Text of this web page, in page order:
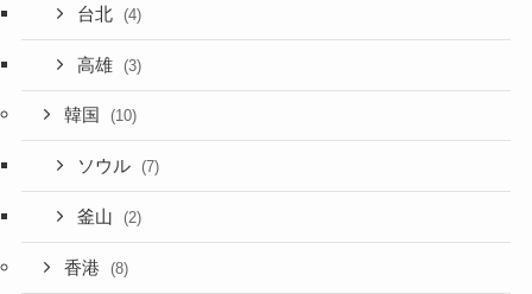
台北 (4)
高雄 (3)
韓国 (10)
ソウル (7)
釜山 (2)
香港 (8)